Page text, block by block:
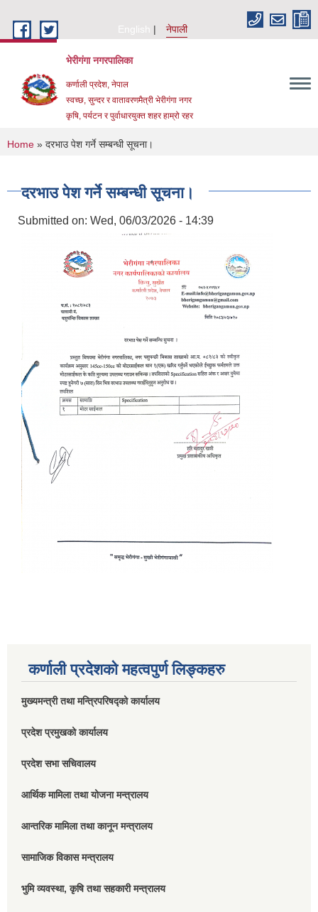
English
नेपाली
भेरीगंगा नगरपालिका
कर्णाली प्रदेश, नेपाल
स्वच्छ, सुन्दर र वातावरणमैत्री भेरीगंगा नगर
कृषि, पर्यटन र पुर्वाधारयुक्त शहर हाम्रो रहर
You are here
Home » दरभाउ पेश गर्ने सम्बन्धी सूचना।
दरभाउ पेश गर्ने सम्बन्धी सूचना।
Submitted on: Wed, 06/03/2026 - 14:39
कर्णाली प्रदेशको महत्वपुर्ण लिङ्कहरु
मुख्यमन्त्री तथा मन्त्रिपरिषद्को कार्यालय
प्रदेश प्रमुखको कार्यालय
प्रदेश सभा सचिवालय
आर्थिक मामिला तथा योजना मन्त्रालय
आन्तरिक मामिला तथा कानून मन्त्रालय
सामाजिक विकास मन्त्रालय
भुमि व्यवस्था, कृषि तथा सहकारी मन्त्रालय